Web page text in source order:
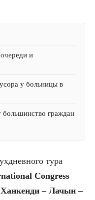
и
у больницы в
граждан
тура
Congress
– Лачын –